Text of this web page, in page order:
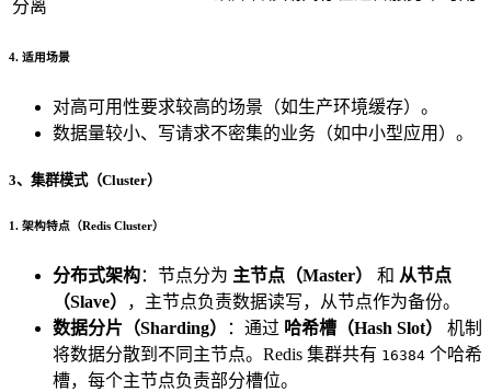
分离
4. 适用场景
对高可用性要求较高的场景（如生产环境缓存）。
数据量较小、写请求不密集的业务（如中小型应用）。
3、集群模式（Cluster）
1. 架构特点（Redis Cluster）
分布式架构：节点分为 主节点（Master） 和 从节点
（Slave）
，主节点负责数据读写，从节点作为备份。
数据分片（Sharding）
：通过 哈希槽（Hash Slot）
机制
将数据分散到不同主节点。Redis 集群共有 16384 个哈希
槽，每个主节点负责部分槽位。